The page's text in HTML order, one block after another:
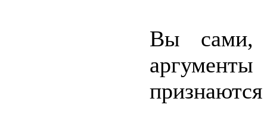
Вы сами,